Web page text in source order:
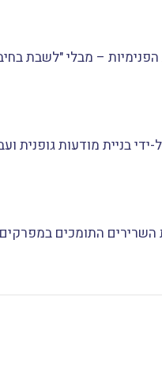
– מבלי "לשבת
בניית מודעות גופנית
השרירים התומכים במפרקים